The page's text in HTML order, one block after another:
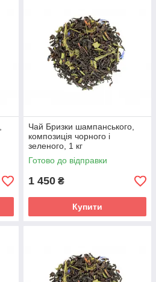
Чай Бризки шампанського,
композиція чорного і
зеленого, 1 кг
Готово до відправки
1 450 ₴
Купити